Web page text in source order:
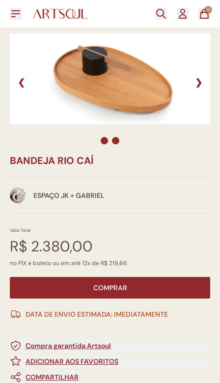
0
❮ ❯
BANDEJA RIO CAÍ
ESPAÇO JK + GABRIEL
Valor Total
R$ 2.380,00
no PIX e boleto ou em até 12x de R$ 219,66
COMPRAR
DATA DE ENVIO ESTIMADA: IMEDIATAMENTE
Compra garantida Artsoul
ADICIONAR AOS FAVORITOS
COMPARTILHAR